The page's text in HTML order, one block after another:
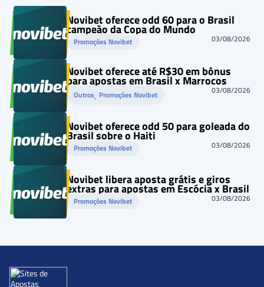
Novibet oferece odd 60 para o Brasil
campeão da Copa do Mundo
Promoções Novibet 03/08/2026
Novibet oferece até R$30 em bônus
para apostas em Brasil x Marrocos
Outros, Promoções Novibet 03/08/2026
Novibet oferece odd 50 para goleada do
Brasil sobre o Haiti
Promoções Novibet 03/08/2026
Novibet libera aposta grátis e giros
extras para apostas em Escócia x Brasil
Promoções Novibet 03/08/2026